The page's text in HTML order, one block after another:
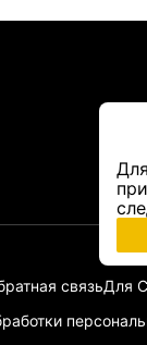
связьДля